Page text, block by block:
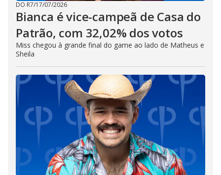
DO R7/17/07/2026
Bianca é vice-campeã de Casa do
Patrão, com 32,02% dos votos
Miss chegou à grande final do game ao lado de Matheus e
Sheila